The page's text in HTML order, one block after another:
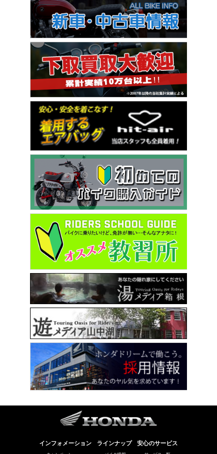
インフォメーション ラインナップ 安心のサービス